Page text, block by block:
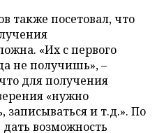
также посетовал, что
«Их с первого
не получишь», –
для получения
«нужно
записываться и т.д.». По
возможность